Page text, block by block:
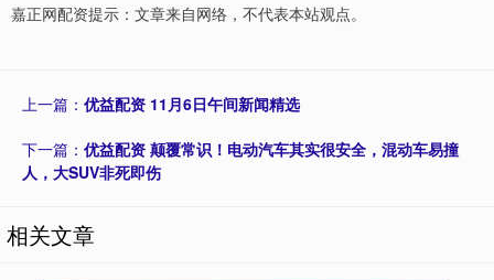
嘉正网配资提示：文章来自网络，不代表本站观点。
上一篇： 优益配资 11月6日午间新闻精选
下一篇： 优益配资 颠覆常识！电动汽车其实很安全，混动车易撞
人，大SUV非死即伤
相关文章